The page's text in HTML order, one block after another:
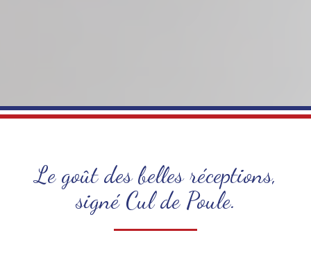
Le goût des belles réceptions,
signé Cul de Poule.